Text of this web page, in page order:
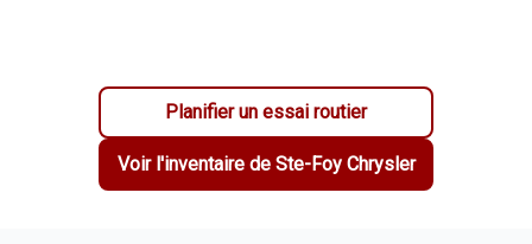
Planifier un essai routier
Voir l'inventaire de Ste-Foy Chrysler